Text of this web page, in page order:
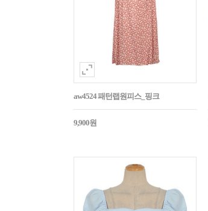
aw4524 패턴랩원피스_핑크
9,900원